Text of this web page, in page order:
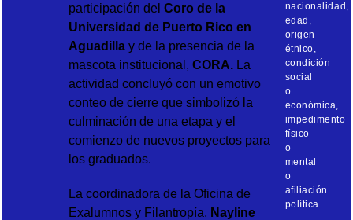
participación del Coro de la
Universidad de Puerto Rico en
Aguadillay de la presencia de la
mascota institucional, CORA.La
actividad concluyó con un emotivo
conteo de cierre que simbolizó la
culminación de una etapa y el
comienzo de nuevos proyectos para
los graduados.
La coordinadora de la Oficina de
Exalumnos y Filantropía, Nayline
nacionalidad,
edad,
origen
étnico,
condición
social
o
económica,
impedimento
físico
o
mental
o
afiliación
política.